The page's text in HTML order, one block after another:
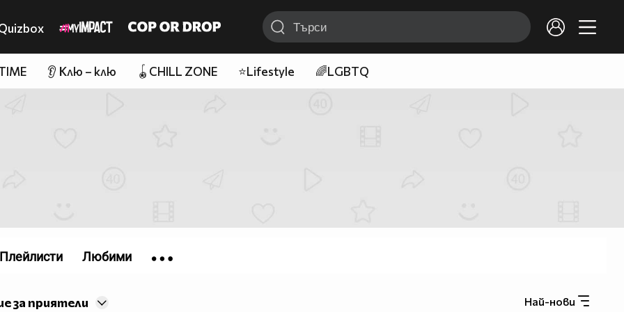
👂 Клю – клю 🪀CHILL ZONE ⭐Lifestyle 🌈LGBTQ
Най-нови
за приятели
Плейлисти Любими